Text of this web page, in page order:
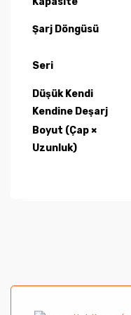
Şarj Döngüsü
Seri
Düşük Kendi
Kendine Deşarj
Boyut (Çap ×
Uzunluk)
Görüş ve